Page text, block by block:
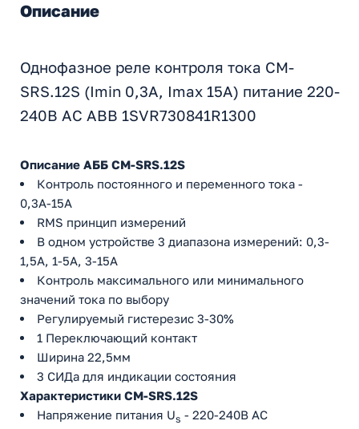
Описание
Однофазное реле контроля тока CM-
SRS.12S (Imin 0,3A, Imax 15A) питание 220-
240В AC ABB 1SVR730841R1300
Описание АББ CM-SRS.12S
Контроль постоянного и переменного тока -
0,3А-15А
RMS принцип измерений
В одном устройстве 3 диапазона измерений: 0,3-
1,5А, 1-5A, 3-15A
Контроль максимального или минимального
значений тока по выбору
Регулируемый гистерезис 3-30%
1 Переключающий контакт
Ширина 22,5мм
3 СИДа для индикации состояния
Характеристики CM-SRS.12S
Напряжение питания Us - 220-240В AC